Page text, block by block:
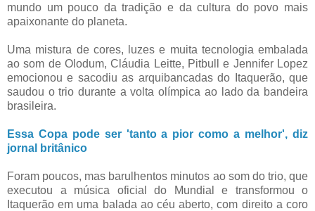
mundo um pouco da tradição e da cultura do povo mais
apaixonante do planeta.
Uma mistura de cores, luzes e muita tecnologia embalada
ao som de Olodum, Cláudia Leitte, Pitbull e Jennifer Lopez
emocionou e sacodiu as arquibancadas do Itaquerão, que
saudou o trio durante a volta olímpica ao lado da bandeira
brasileira.
Essa Copa pode ser 'tanto a pior como a melhor', diz
jornal britânico
Foram poucos, mas barulhentos minutos ao som do trio, que
executou a música oficial do Mundial e transformou o
Itaquerão em uma balada ao céu aberto, com direito a coro